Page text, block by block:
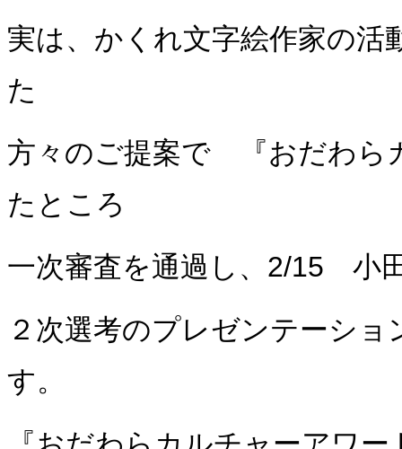
実は、かくれ文字絵作家の
た
方々のご提案で 『おだわら
たところ
一次審査を通過し、2/15 小
２次選考のプレゼンテーシ
す。